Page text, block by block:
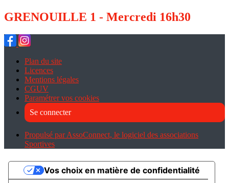
GRENOUILLE 1 - Mercredi 16h30
Plan du site
Licences
Mentions légales
CGUV
Paramétrer vos cookies
Se connecter
Propulsé par AssoConnect, le logiciel des associations
Sportives
Vos choix en matière de confidentialité